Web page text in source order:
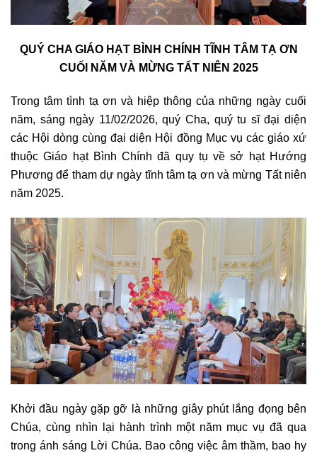
QUÝ CHA GIÁO HẠT BÌNH CHÍNH TĨNH TÂM TẠ ƠN
CUỐI NĂM VÀ MỪNG TẤT NIÊN 2025
Trong tâm tình tạ ơn và hiệp thông của những ngày cuối
năm, sáng ngày 11/02/2026, quý Cha, quý tu sĩ đại diện
các Hội dòng cùng đại diện Hội đồng Mục vụ các giáo xứ
thuộc Giáo hạt Bình Chính đã quy tụ về sở hạt Hướng
Phương để tham dự ngày tĩnh tâm tạ ơn và mừng Tất niên
năm 2025.
Khởi đầu ngày gặp gỡ là những giây phút lắng đọng bên
Chúa, cùng nhìn lại hành trình một năm mục vụ đã qua
trong ánh sáng Lời Chúa. Bao công việc âm thầm, bao hy